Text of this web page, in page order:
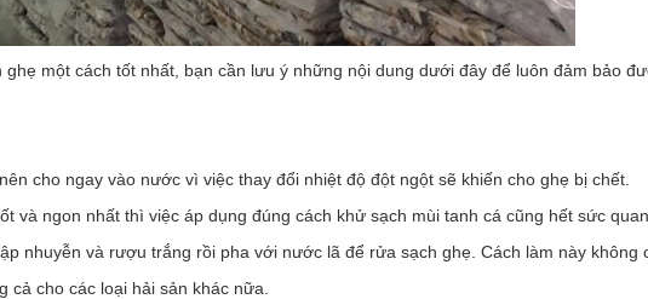
một cách tốt nhất, bạn cần lưu ý những nội dung dưới đây để luôn đảm bảo
cho ngay vào nước vì việc thay đổi nhiệt độ đột ngột sẽ khiến cho ghẹ bị chết.
và ngon nhất thì việc áp dụng đúng cách khử sạch mùi tanh cá cũng hết sức quan
nhuyễn và rượu trắng rồi pha với nước lã để rửa sạch ghẹ. Cách làm này không
cả cho các loại hải sản khác nữa.